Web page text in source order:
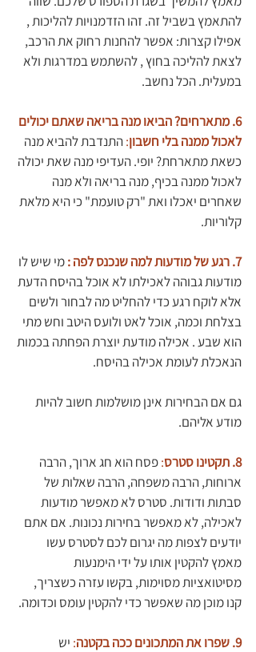
להתאמץ בשביל זה. זהו הזדמנויות להליכות ,
אפילו קצרות: אפשר להחנות רחוק את הרכב,
לצאת להליכה בחוץ , להשתמש במדרגות ולא
במעלית. הכל נחשב.
6. מתארחים? הביאו מנה בריאה שאתם יכולים
לאכול ממנה בלי חשבון: התנדבת להביא מנה
כשאת מתארחת? יופי. העדיפי מנה שאת יכולה
לאכול ממנה בכיף, מנה בריאה ולא מנה
שאחרים יאכלו ואת "רק טועמת" כי היא מלאת
קלוריות.
7. רגע של מודעות למה שנכנס לפה :
מי שיש לו
מודעות גבוהה לאכילתו לא אוכל בהיסח הדעת
אלא לוקח רגע כדי להחליט מה לבחור ולשים
בצלחת וכמה, אוכל לאט ולועס היטב וחש מתי
הוא שבע . אכילה מודעת יוצרת הפחתה בכמות
הנאכלת לעומת אכילה בהיסח.
גם אם הבחירות אינן מושלמות חשוב להיות
מודע אליהם.
8. תקטינו סטרס : פסח הוא חג ארוך, הרבה
ארוחות, הרבה משפחה, הרבה שאלות של
סבתות ודודות. סטרס לא מאפשר מודעות
לאכילה, לא מאפשר בחירות נכונות. אם אתם
יודעים לצפות מה יגרום לכם לסטרס עשו
מאמץ להקטין אותו על ידי הימנעות
מסיטואציות מסוימות, בקשו עזרה כשצריך,
קנו מוכן מה שאפשר כדי להקטין עומס וכדומה.
9. שפרו את המתכונים ככה בקטנה : יש